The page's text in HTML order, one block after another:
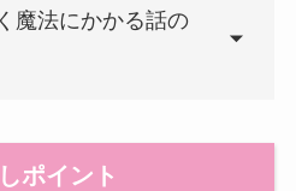
魔法にかかる話の
ポイント